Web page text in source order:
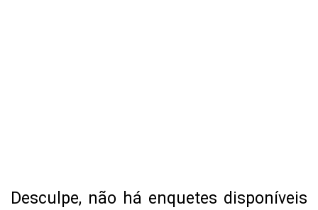
Desculpe, não há enquetes disponíveis